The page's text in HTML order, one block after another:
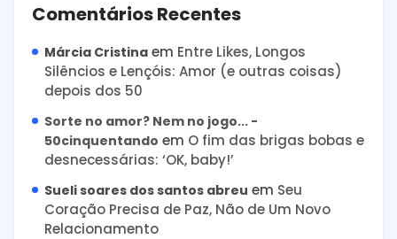
Comentários Recentes
Márcia Cristina em Entre Likes, Longos
Silêncios e Lençóis: Amor (e outras coisas)
depois dos 50
Sorte no amor? Nem no jogo... -
50cinquentando em O fim das brigas bobas e
desnecessárias: ‘OK, baby!’
Sueli soares dos santos abreu em Seu
Coração Precisa de Paz, Não de Um Novo
Relacionamento